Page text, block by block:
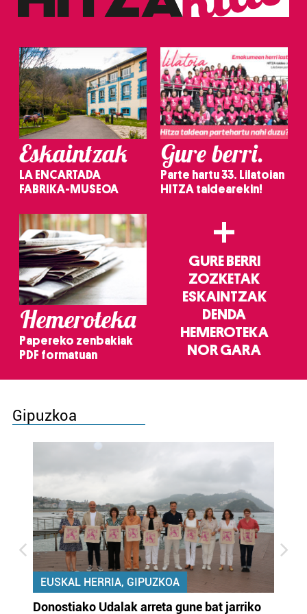
erabiltzeko baimen esplizitua ematen diguzu.
Gehiago
Eskaintzak
LA ENCARTADA
FABRIKA-MUSEOA
Gure berri.
Parte hartu 33. Lilatoian
HITZA taldearekin!
Hemeroteka
Papereko zenbakiak
PDF formatuan
+
GURE BERRI
ZOZKETAK
ESKAINTZAK
DENDA
HEMEROTEKA
NOR GARA
Gipuzkoa
EUSKAL HERRIA, GIPUZKOA
Donostiako Udalak arreta gune bat jarriko